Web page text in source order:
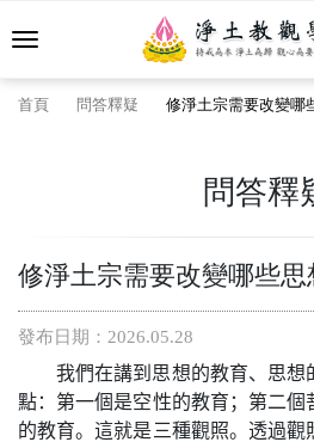
首頁 問答釋疑 修淨土宗需要改變哪
問答釋
修淨土宗需要改變哪些思
發布日期：2026.05.28
我們在講到思想的教育、思想
點：第一個是空性的教育；第二個
的教育。這就是三種觀照。透過觀